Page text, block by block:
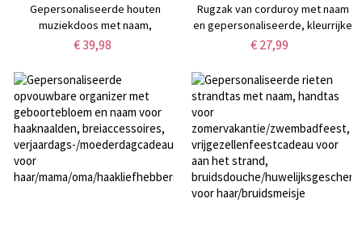
Gepersonaliseerde houten
muziekdoos met naam,
handgemaakt vintage muzikaal
kinderkamer,
kraamcadeau/verjaardagscadeau/jubileumcadeau
voor pasgeborenen/kinderen
€ 39,98
Rugzak van corduroy met naam
en gepersonaliseerde, kleurrijke
garenprint, lichtgewicht
peuters, ideaal als cadeau voor
de start van het schooljaar voor
jongens en meisjes.
€ 27,99